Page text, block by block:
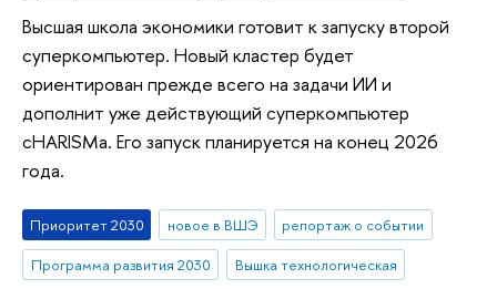
Высшая школа экономики готовит к запуску второй
суперкомпьютер. Новый кластер будет
ориентирован прежде всего на задачи ИИ и
дополнит уже действующий суперкомпьютер
cHARISMa. Его запуск планируется на конец 2026
года.
Приоритет 2030 новое в ВШЭ
репортаж о событии
Программа развития 2030
Вышка технологическая